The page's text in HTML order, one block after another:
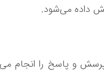
داده می‌شود.
پرسش و پاسخ را انجام